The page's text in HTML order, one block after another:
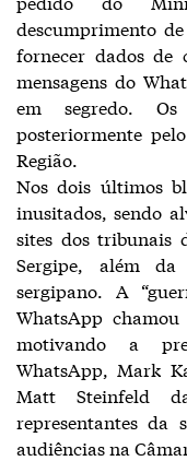
descumprimento
fornecer dados de
mensagens do
em segredo. Os
posteriormente
Região.
Nos dois últimos
inusitados, sendo
sites dos tribunais
Sergipe, além
sergipano. A
WhatsApp
motivando a
WhatsApp, Mark
Matt Steinfeld
representantes da
audiências na